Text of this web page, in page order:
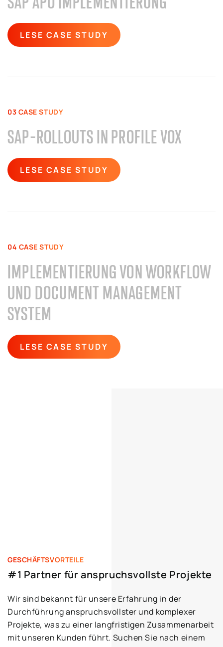
LESE CASE STUDY
03 CASE STUDY
SAP-ROLLOUTS IN PROFILE VOX
LESE CASE STUDY
04 CASE STUDY
IMPLEMENTIERUNG VON WORKFLOW
UND DOCUMENT MANAGEMENT
SYSTEM
LESE CASE STUDY
GESCHÄFTSVORTEILE
#1 Partner für anspruchsvollste Projekte
Wir sind bekannt für unsere Erfahrung in der
Durchführung anspruchsvollster und komplexer
Projekte, was zu einer langfristigen Zusammenarbeit
mit unseren Kunden führt. Suchen Sie nach einem